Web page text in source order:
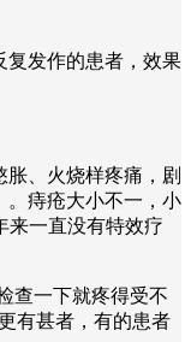
复发作的患者，效果
、火烧样疼痛，剧
。痔疮大小不一，小
来一直没有特效疗
查一下就疼得受不
有甚者，有的患者